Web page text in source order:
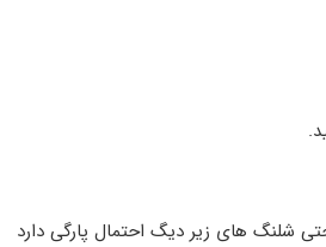
های زیر دیگ احتمال پارگی دارد